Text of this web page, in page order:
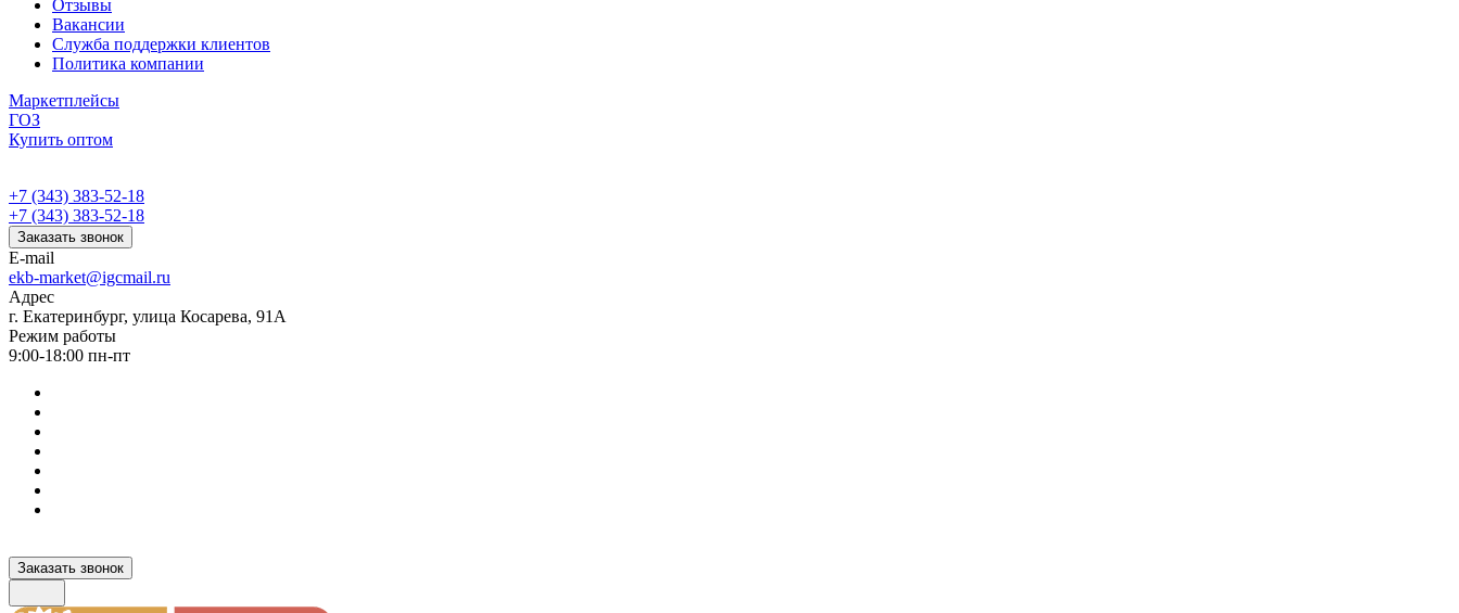
Отзывы
Вакансии
Служба поддержки клиентов
Политика компании
Маркетплейсы
ГОЗ
Купить оптом
+7 (343) 383-52-18
+7 (343) 383-52-18
Заказать звонок
E-mail
ekb-market@igcmail.ru
Адрес
г. Екатеринбург, улица Косарева, 91А
Режим работы
9:00-18:00 пн-пт
Заказать звонок